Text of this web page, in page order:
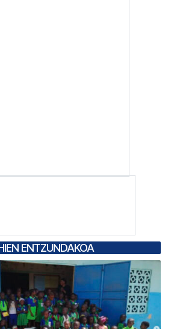
ENTZUNDAKOA